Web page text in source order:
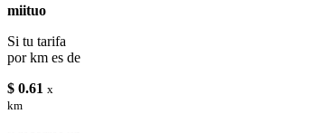
miituo
Si tu tarifa
por km es de
$ 0.61 x
km